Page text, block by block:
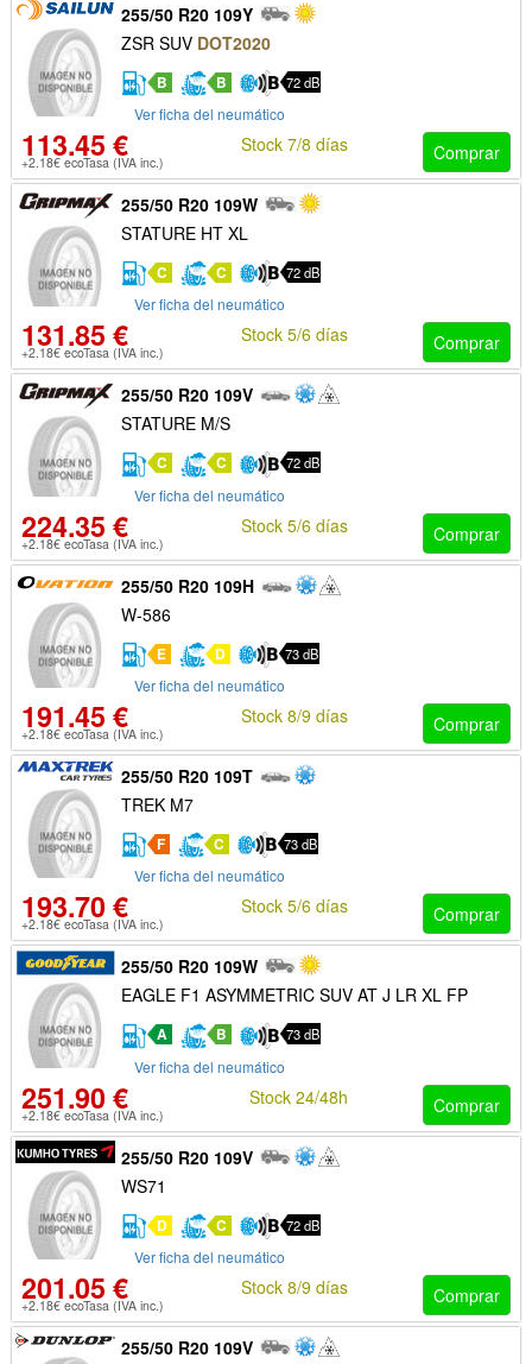
255/50 R20 109Y
ZSR SUV DOT2020
B B 72 dB
Ver ficha del neumático
113.45 €
+2.18€ ecoTasa (IVA inc.) Comprar
Stock 7/8 días
255/50 R20 109W
STATURE HT XL
C C 72 dB
Ver ficha del neumático
131.85 €
+2.18€ ecoTasa (IVA inc.) Comprar
Stock 5/6 días
255/50 R20 109V
STATURE M/S
C C 72 dB
Ver ficha del neumático
224.35 €
+2.18€ ecoTasa (IVA inc.) Comprar
Stock 5/6 días
255/50 R20 109H
W-586
E D 73 dB
Ver ficha del neumático
191.45 €
+2.18€ ecoTasa (IVA inc.) Comprar
Stock 8/9 días
255/50 R20 109T
TREK M7
F C 73 dB
Ver ficha del neumático
193.70 €
+2.18€ ecoTasa (IVA inc.) Comprar
Stock 5/6 días
255/50 R20 109W
EAGLE F1 ASYMMETRIC SUV AT J LR XL FP
A B 73 dB
Ver ficha del neumático
251.90 €
+2.18€ ecoTasa (IVA inc.) Comprar
Stock 24/48h
255/50 R20 109V
WS71
D C 72 dB
Ver ficha del neumático
201.05 €
+2.18€ ecoTasa (IVA inc.) Comprar
Stock 8/9 días
255/50 R20 109V